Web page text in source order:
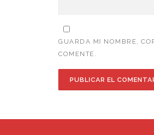
GUARDA MI NOMBRE,
COMENTE.